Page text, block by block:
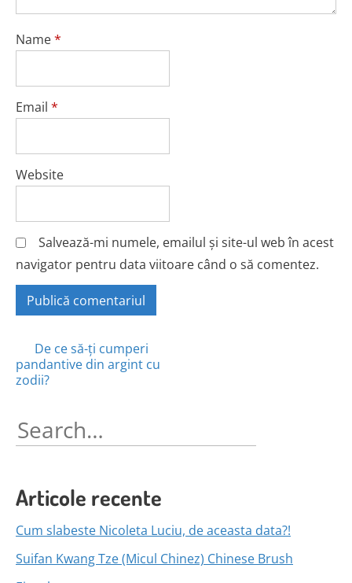
Name*
Email *
Website
Salvează-mi numele, emailul și site-ul web în acest
navigator pentru data viitoare când o să comentez.
Posts
navigation
De ce să-ți cumperi
pandantive din argint cu
zodii?
Search
for:
Articole recente
Cum slabeste Nicoleta Luciu, de aceasta data?!
Suifan Kwang Tze (Micul Chinez) Chinese Brush